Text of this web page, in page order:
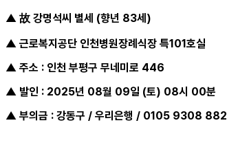
▲ 故 강명석씨 별세 (향년 83세)
▲ 근로복지공단 인천병원장례식장 특101호실
▲ 주소 : 인천 부평구 무네미로 446
▲ 발인 : 2025년 08월 09일 (토) 08시 00분
▲ 부의금 : 강동구 / 우리은행 / 0105 9308 882